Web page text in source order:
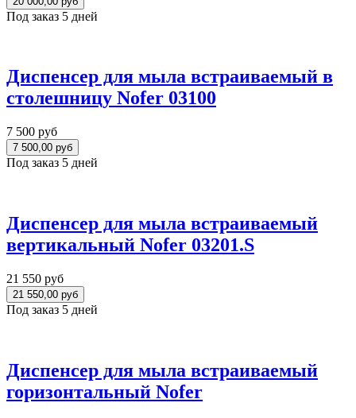
Под заказ 5 дней
Диспенсер для мыла встраиваемый в
столешницу Nofer 03100
7 500 руб
Под заказ 5 дней
Диспенсер для мыла встраиваемый
вертикальный Nofer 03201.S
21 550 руб
Под заказ 5 дней
Диспенсер для мыла встраиваемый
горизонтальный Nofer